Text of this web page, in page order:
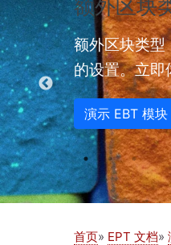
videos.
额外区块
额外区块类
的设置。立
演示 EBT 模块
首页 EPT 文档